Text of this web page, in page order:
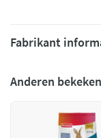
Fabrikant
Anderen